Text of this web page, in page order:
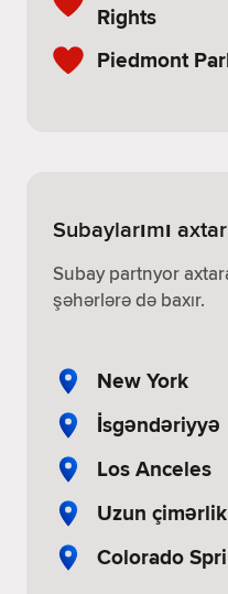
Rights
Piedmont
Subaylarımı
Subay partnyor
şəhərlərə də baxır.
New York
İsgəndəriyyə
Los Anceles
Uzun çimərlik
Colorado